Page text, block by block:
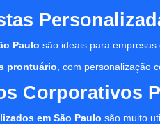
Paulo são ideais para empresas
prontuário , com personalização
Corporativos
em São Paulo são muito